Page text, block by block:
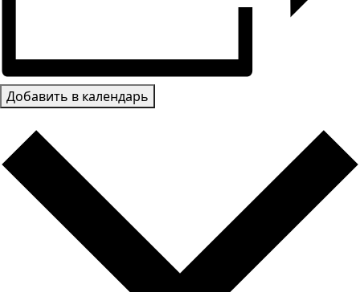
Добавить в календарь